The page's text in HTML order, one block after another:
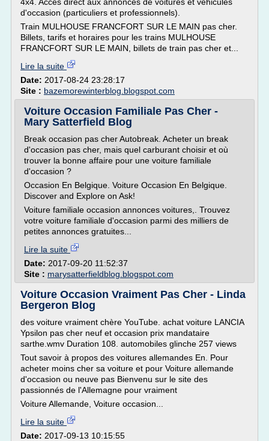
d'occasion (particuliers et professionnels).
Train MULHOUSE FRANCFORT SUR LE MAIN pas cher.
Billets, tarifs et horaires pour les trains MULHOUSE
FRANCFORT SUR LE MAIN, billets de train pas cher et...
Lire la suite
Date: 2017-08-24 23:28:17
Site : bazemorewinterblog.blogspot.com
Voiture Occasion Familiale Pas Cher -
Mary Satterfield Blog
Break occasion pas cher Autobreak. Acheter un break
d'occasion pas cher, mais quel carburant choisir et où
trouver la bonne affaire pour une voiture familiale
d'occasion ?
Occasion En Belgique. Voiture Occasion En Belgique.
Discover and Explore on Ask!
Voiture familiale occasion annonces voitures,. Trouvez
votre voiture familiale d'occasion parmi des milliers de
petites annonces gratuites...
Lire la suite
Date: 2017-09-20 11:52:37
Site : marysatterfieldblog.blogspot.com
Voiture Occasion Vraiment Pas Cher - Linda
Bergeron Blog
des voiture vraiment chère YouTube. achat voiture LANCIA
Ypsilon pas cher neuf et occasion prix mandataire
sarthe.wmv Duration 108. automobiles glinche 257 views
Tout savoir à propos des voitures allemandes En. Pour
acheter moins cher sa voiture et pour Voiture allemande
d'occasion ou neuve pas Bienvenu sur le site des
passionnés de l'Allemagne pour vraiment
Voiture Allemande, Voiture occasion...
Lire la suite
Date: 2017-09-13 10:15:55